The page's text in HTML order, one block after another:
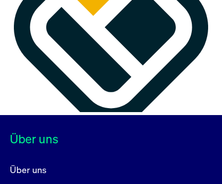
Über uns
Über uns